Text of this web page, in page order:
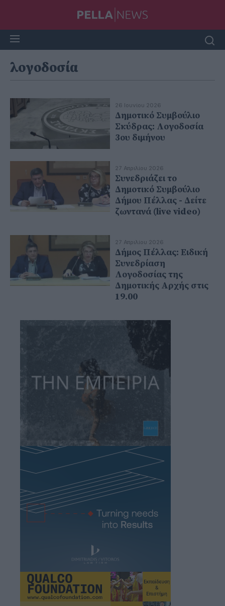
λογοδοσία
26 Ιουνίου 2026
Δημοτικό Συμβούλιο
Σκύδρας: Λογοδοσία
3ου διμήνου
27 Απριλίου 2026
Συνεδριάζει το
Δημοτικό Συμβούλιο
Δήμου Πέλλας - Δείτε
ζωντανά (live video)
27 Απριλίου 2026
Δήμος Πέλλας: Ειδική
Συνεδρίαση
Λογοδοσίας της
Δημοτικής Αρχής στις
19.00